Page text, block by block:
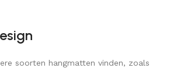
soorten hangmatten vinden, zoals